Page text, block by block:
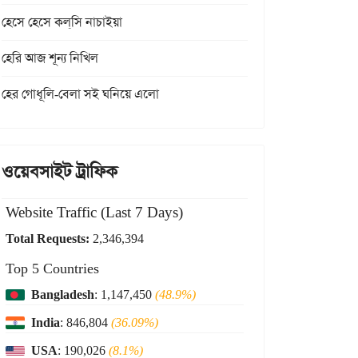
হেসে হেসে কল্‌সি নাচাইয়া
হেরি আজ শূন্য নিখিল
হের গোধূলি-বেলা সই ঘনিয়ে এলো
ওয়েবসাইট ট্রাফিক
Website Traffic (Last 7 Days)
Total Requests: 2,346,394
Top 5 Countries
Bangladesh: 1,147,450(48.9%)
India: 846,804(36.09%)
USA: 190,026(8.1%)